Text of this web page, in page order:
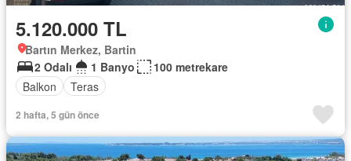
5.120.000 TL
Bartın Merkez, Bartin
2 Odalı
1 Banyo
100 metrekare
Balkon
Teras
2 hafta, 5 gün önce